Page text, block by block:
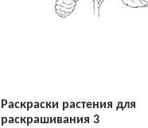
Раскраски растения для
раскрашивания 3